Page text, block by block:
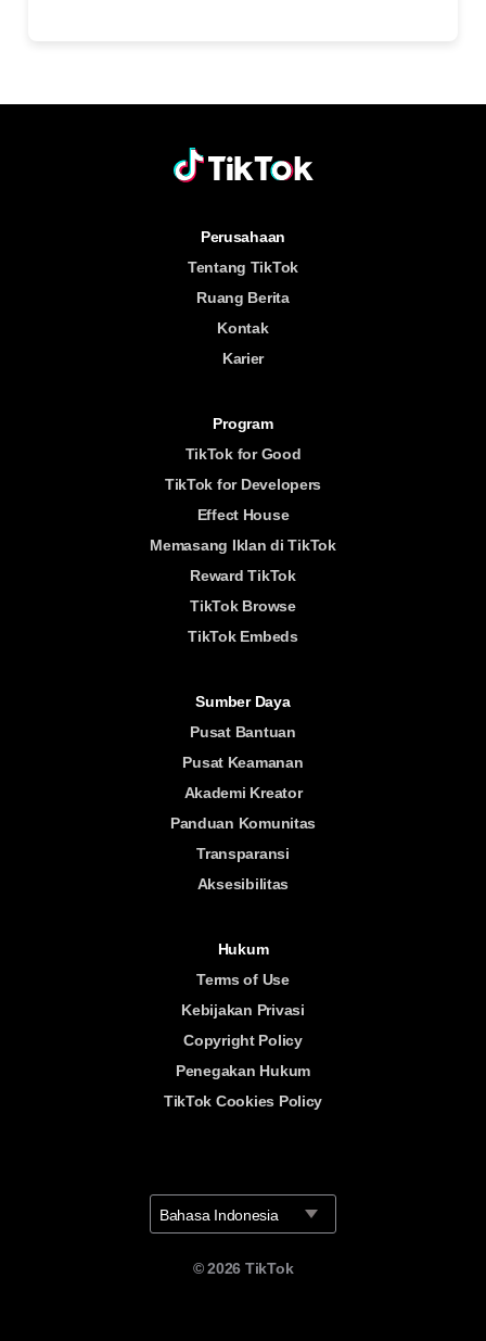
Perusahaan
Tentang TikTok
Ruang Berita
Kontak
Karier
Program
TikTok for Good
TikTok for Developers
Effect House
Memasang Iklan di TikTok
Reward TikTok
TikTok Browse
TikTok Embeds
Sumber Daya
Pusat Bantuan
Pusat Keamanan
Akademi Kreator
Panduan Komunitas
Transparansi
Aksesibilitas
Hukum
Terms of Use
Kebijakan Privasi
Copyright Policy
Penegakan Hukum
TikTok Cookies Policy
Bahasa Indonesia
©2026 TikTok